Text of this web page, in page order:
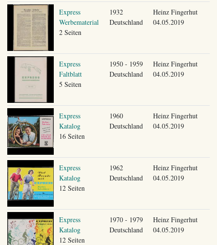
Express
Werbematerial
2 Seiten
1932
Deutschland
Heinz Fingerhut
04.05.2019
Express
Faltblatt
5 Seiten
1950 - 1959
Deutschland
Heinz Fingerhut
04.05.2019
Express
Katalog
16 Seiten
1960
Deutschland
Heinz Fingerhut
04.05.2019
Express
Katalog
12 Seiten
1962
Deutschland
Heinz Fingerhut
04.05.2019
Express
Katalog
12 Seiten
1970 - 1979
Deutschland
Heinz Fingerhut
04.05.2019